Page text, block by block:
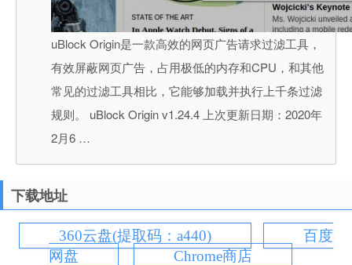
uBlock Origin是一款高效的网页广告请求过滤工具，
有效屏蔽网页广告，占用极低的内存和CPU，和其他
常见的过滤工具相比，它能够加载并执行上千条过滤
规则。 uBlock Origin v1.24.4 上次更新日期：2020年
2月6 …
下载地址
360云盘(提取码：a440)
百度
网盘
Chrome商店